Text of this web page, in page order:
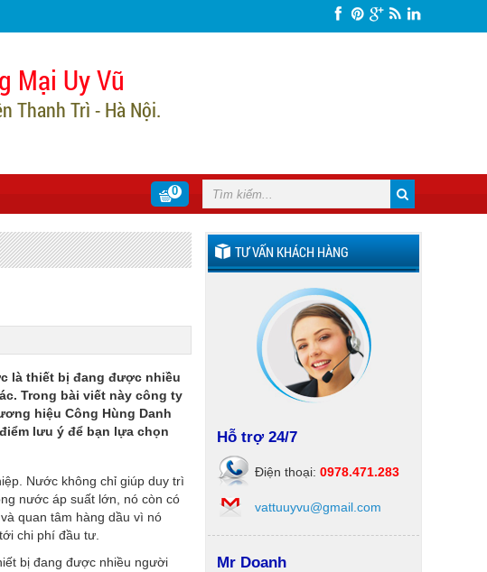
Mại Uy Vũ
Thanh Trì - Hà Nội.
0
là thiết bị đang được nhiều
Trong bài viết này công ty
hiệu Công Hùng Danh
lưu ý để bạn lựa chọn
Nước không chỉ giúp duy trì
nước áp suất lớn, nó còn có
quan tâm hàng dầu vì nó
chi phí đầu tư.
bị đang được nhiều người
TƯ VẤN KHÁCH HÀNG
Hỗ trợ 24/7
Điện thoại: 0978.471.283
vattuuyvu@gmail.com
Mr Doanh